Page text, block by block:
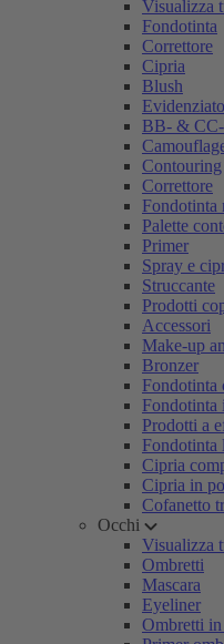
Visualizza
Fondotinta
Correttore
Cipria
Blush
BB- & CC-
Contouring
Correttore
Fondotinta
Palette
Primer
Spray e
Struccante
Prodotti
Accessori
Make-up
Bronzer
Fondotinta
Fondotinta
Prodotti a
Fondotinta
Cipria
Cipria in
Cofanetto
Occhi
Visualizza
Ombretti
Mascara
Eyeliner
Ombretti in